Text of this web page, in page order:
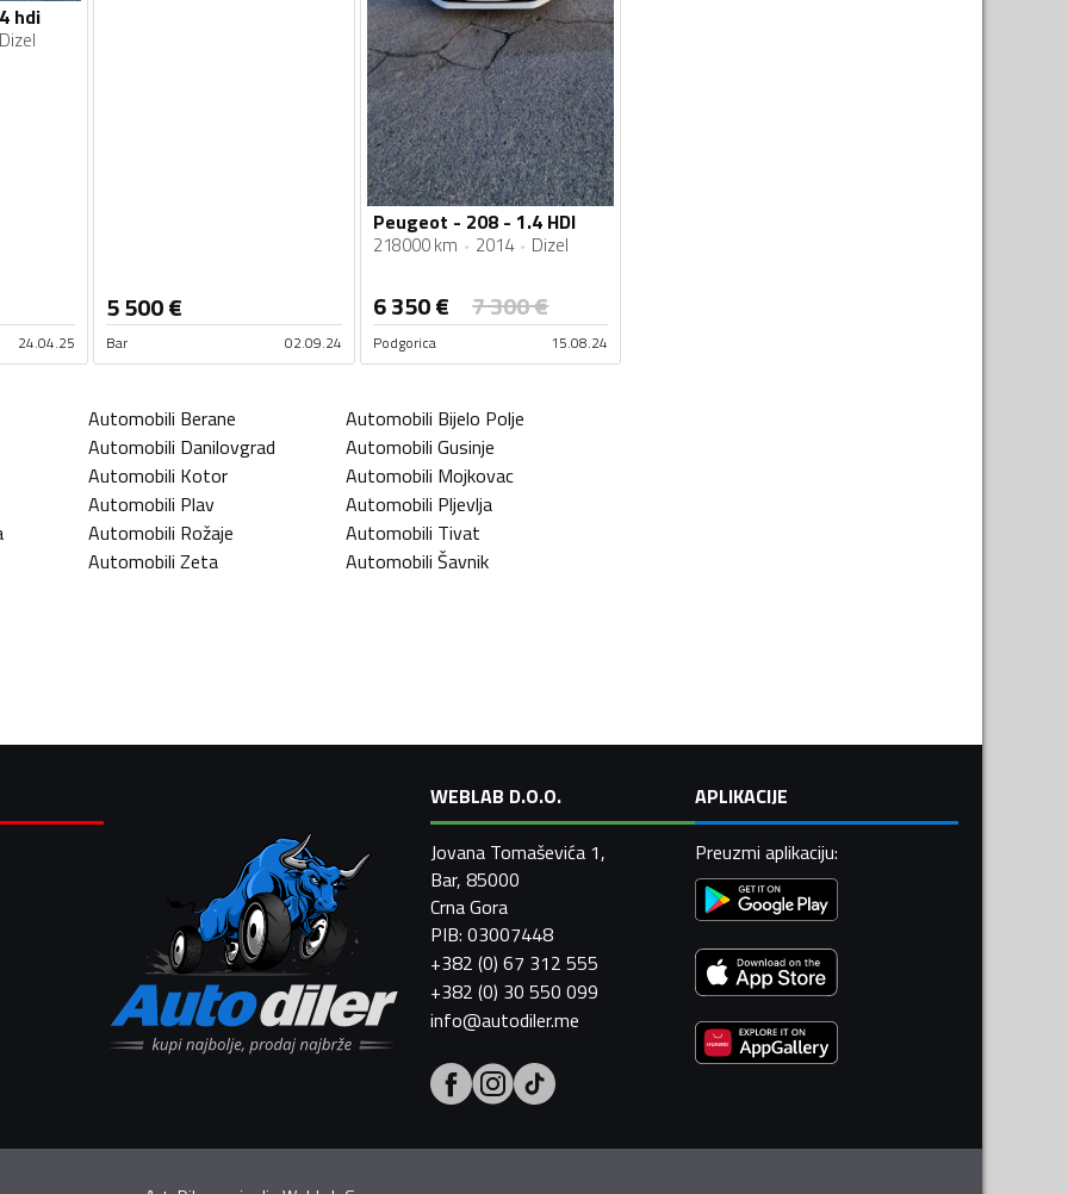
hdi
24.04.25
5 500€
Bar 02.09.24
Peugeot - 208 - 1.4 HDI
218000 km 2014 Dizel
6 350€ 7 300€
Podgorica 15.08.24
Automobili Berane Automobili Bijelo Polje
Automobili Danilovgrad Automobili Gusinje
Automobili Kotor Automobili Mojkovac
Automobili Plav Automobili Pljevlja
Automobili Rožaje Automobili Tivat
Automobili Zeta Automobili Šavnik
WEBLAB D.O.O.
Jovana Tomaševića 1,
Bar, 85000
Crna Gora
PIB: 03007448
+382 (0) 67 312 555
+382 (0) 30 550 099
info@autodiler.me
APLIKACIJE
Preuzmi aplikaciju: